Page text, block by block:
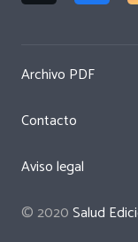
Archivo PDF
Contacto
Aviso legal
© 2020Salud